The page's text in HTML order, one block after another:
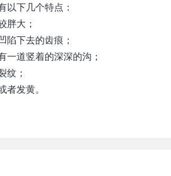
以下几个特点：
胖大；
陷下去的齿痕；
一道竖着的深深的沟；
纹；
者发黄。